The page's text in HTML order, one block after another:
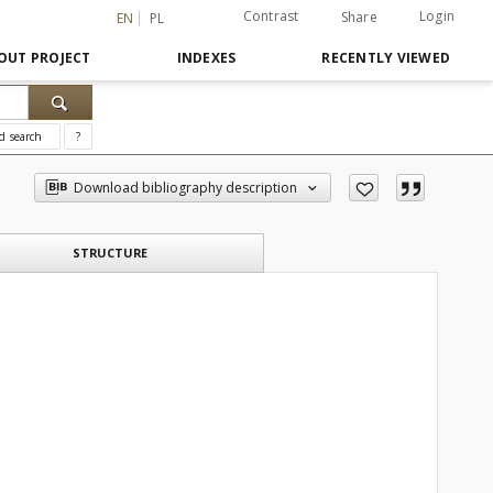
EN PL Contrast Share Login
PROJECT INDEXES RECENTLY VIEWED
search ?
Download bibliography description
STRUCTURE